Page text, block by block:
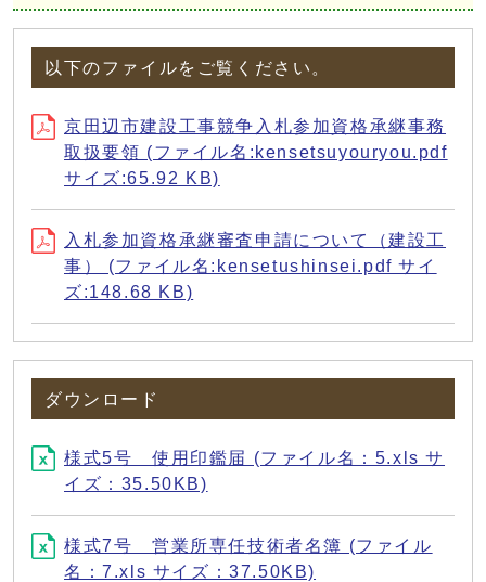
以下のファイルをご覧ください。
京田辺市建設工事競争入札参加資格承継事務
取扱要領 (ファイル名:kensetsuyouryou.pdf
サイズ:65.92 KB)
入札参加資格承継審査申請について（建設工
事） (ファイル名:kensetushinsei.pdf サイ
ズ:148.68 KB)
ダウンロード
様式5号 使用印鑑届 (ファイル名：5.xls サ
イズ：35.50KB)
様式7号 営業所専任技術者名簿 (ファイル
名：7.xls サイズ：37.50KB)